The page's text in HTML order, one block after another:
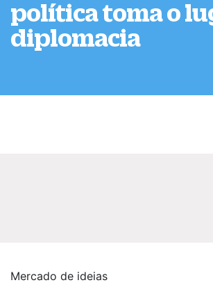
política toma o
diplomacia
Mercado de ideias